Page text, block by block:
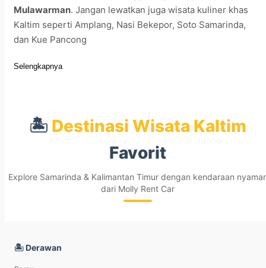
Mulawarman. Jangan lewatkan juga wisata kuliner khas
Kaltim seperti Amplang, Nasi Bekepor, Soto Samarinda,
dan Kue Pancong
Selengkapnya
🏝️ Destinasi Wisata Kaltim
Favorit
Explore Samarinda & Kalimantan Timur dengan kendaraan
dari Molly Rent Car
🏝️ Derawan